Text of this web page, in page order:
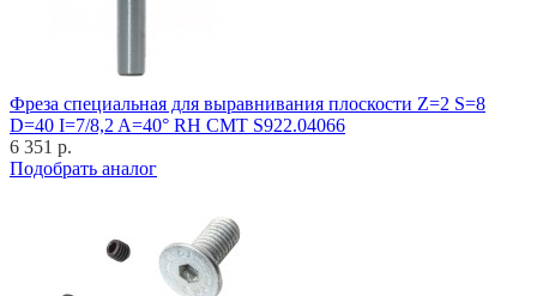
Фреза специальная для выравнивания плоскости Z=2 S=8
D=40 I=7/8,2 A=40° RH CMT S922.04066
6 351 р.
Подобрать аналог